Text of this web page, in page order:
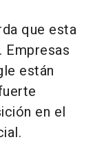
que esta
Empresas
están
en el